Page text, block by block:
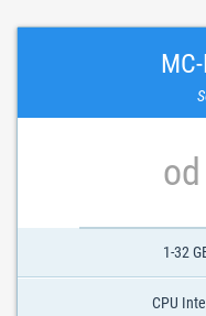
1-32
CPU